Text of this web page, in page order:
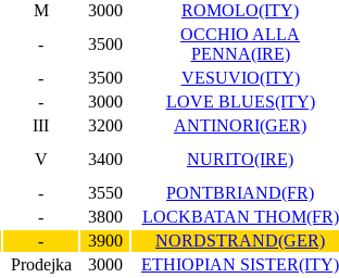
M 3000
ROMOLO(ITY)
- 3500
OCCHIO ALLA
PENNA(IRE)
- 3500
VESUVIO(ITY)
- 3000
LOVE BLUES(ITY)
III 3200
ANTINORI(GER)
V 3400
NURITO(IRE)
- 3550
PONTBRIAND(FR)
- 3800
LOCKBATAN THOM(FR)
- 3900
NORDSTRAND(GER)
Prodejka 3000
ETHIOPIAN SISTER(ITY)